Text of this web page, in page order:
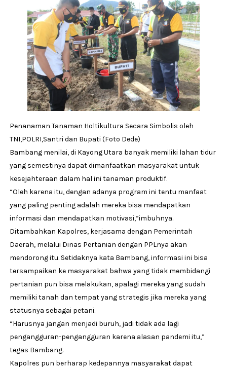
Penanaman Tanaman Holtikultura Secara Simbolis oleh
TNI,POLRI,Santri dan Bupati (Foto Dede)
Bambang menilai, di Kayong Utara banyak memiliki lahan tidur
yang semestinya dapat dimanfaatkan masyarakat untuk
kesejahteraan dalam hal ini tanaman produktif.
“Oleh karena itu, dengan adanya program ini tentu manfaat
yang paling penting adalah mereka bisa mendapatkan
informasi dan mendapatkan motivasi,”imbuhnya.
Ditambahkan Kapolres, kerjasama dengan Pemerintah
Daerah, melalui Dinas Pertanian dengan PPLnya akan
mendorong itu. Setidaknya kata Bambang, informasi ini bisa
tersampaikan ke masyarakat bahwa yang tidak membidangi
pertanian pun bisa melakukan, apalagi mereka yang sudah
memiliki tanah dan tempat yang strategis jika mereka yang
statusnya sebagai petani.
“Harusnya jangan menjadi buruh, jadi tidak ada lagi
pengangguran-pengangguran karena alasan pandemi itu,”
tegas Bambang.
Kapolres pun berharap kedepannya masyarakat dapat